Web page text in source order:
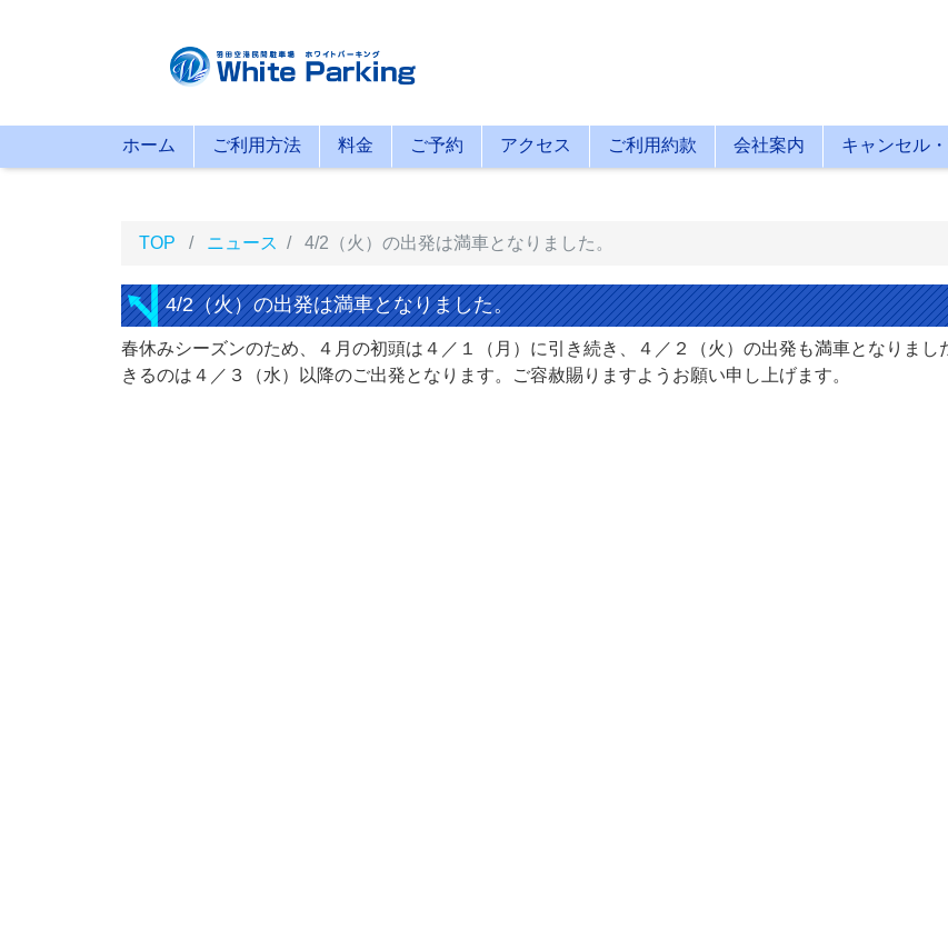
ホーム ご利用方法 料金 ご予約 アクセス ご利用約款 会社案内 キャンセル
TOP ニュース 4/2（火）の出発は満車となりました。
4/2（火）の出発は満車となりました。
春休みシーズンのため、４月の初頭は４／１（月）に引き続き、４／２（火）の出発も満車となりまし
きるのは４／３（水）以降のご出発となります。ご容赦賜りますようお願い申し上げます。